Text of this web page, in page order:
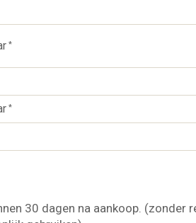
*
*
30 dagen na aankoop.